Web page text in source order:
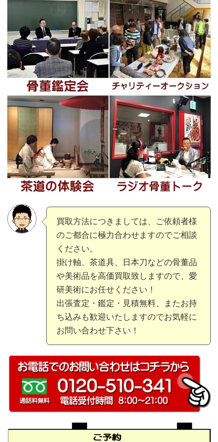
買取方法につきましては、ご依頼者様
のご都合に極力合わせますのでご相談
ください。
掛け軸、茶道具、日本刀などの骨董品
や美術品を高価買取致しますので、愛
研美術にお任せください！
出張査定・鑑定・見積無料、またお持
ち込みも歓迎いたしますのでお気軽に
お問い合わせ下さい！